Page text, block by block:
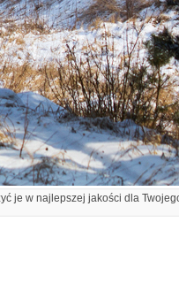
je w najlepszej jakości dla